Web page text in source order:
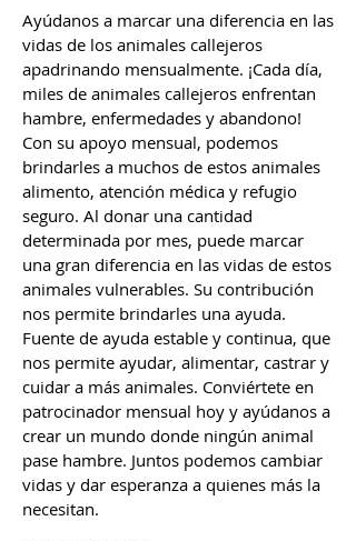
Ayúdanos a marcar una diferencia en las
vidas de los animales callejeros
apadrinando mensualmente. ¡Cada día,
miles de animales callejeros enfrentan
hambre, enfermedades y abandono!
Con su apoyo mensual, podemos
brindarles a muchos de estos animales
alimento, atención médica y refugio
seguro. Al donar una cantidad
determinada por mes, puede marcar
una gran diferencia en las vidas de estos
animales vulnerables. Su contribución
nos permite brindarles una ayuda.
Fuente de ayuda estable y continua, que
nos permite ayudar, alimentar, castrar y
cuidar a más animales. Conviértete en
patrocinador mensual hoy y ayúdanos a
crear un mundo donde ningún animal
pase hambre. Juntos podemos cambiar
vidas y dar esperanza a quienes más la
necesitan.